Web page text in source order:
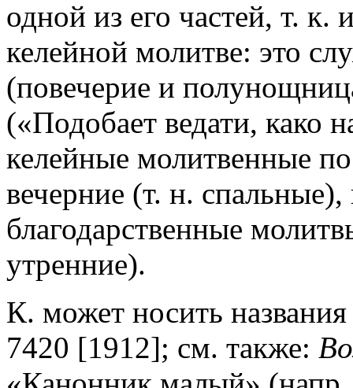
одной из его частей, т.
келейной молитве: это
(повечерие и
(«Подобает ведати, како
келейные молитвенные
вечерние (т. н.
благодарственные
утренние).
К. может носить
7420 [1912]; см. также: